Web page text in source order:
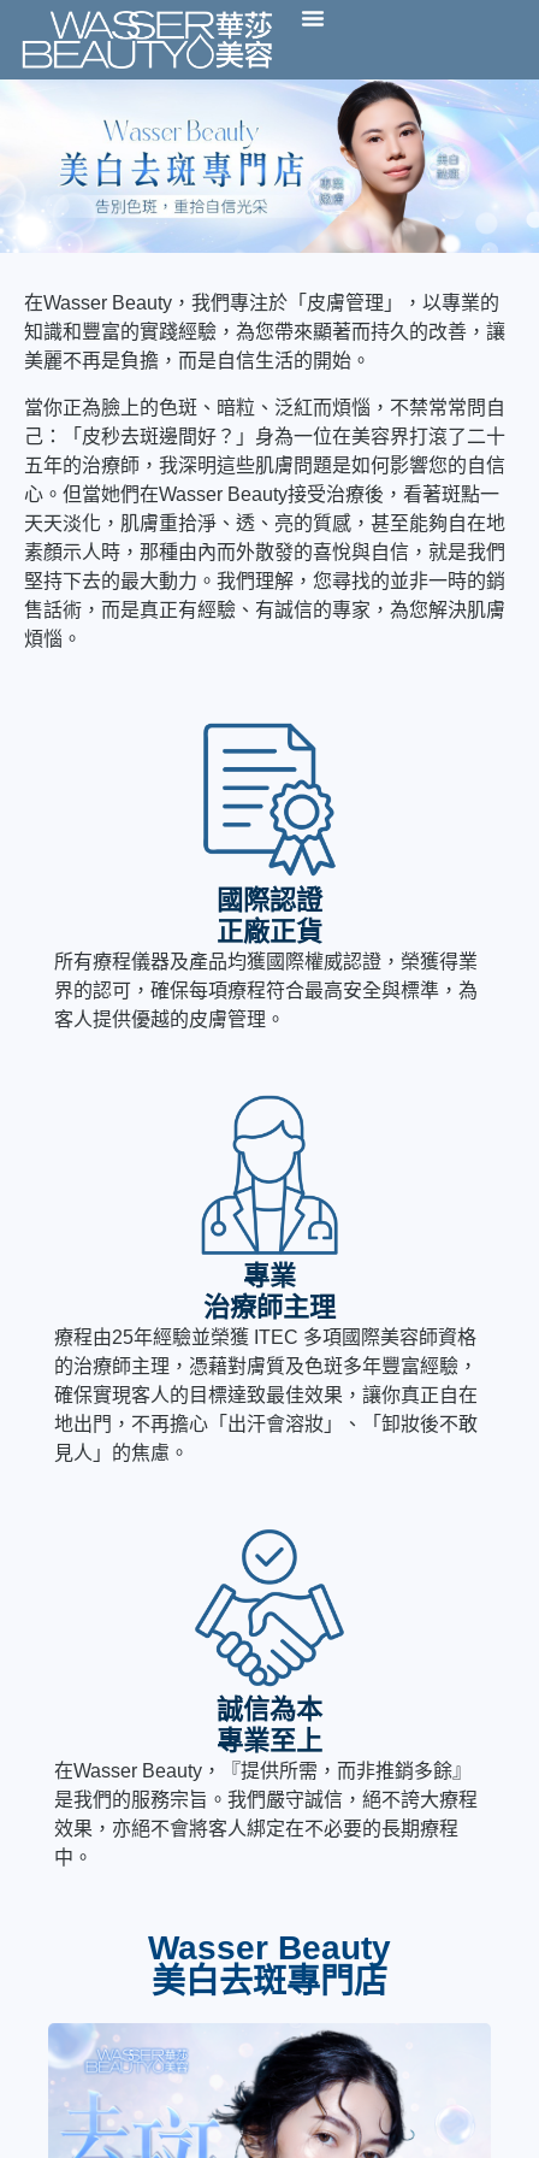
在Wasser Beauty，我們專注於「皮膚管理」，以專業的
知識和豐富的實踐經驗，為您帶來顯著而持久的改善，讓
美麗不再是負擔，而是自信生活的開始。
當你正為臉上的色斑、暗粒、泛紅而煩惱，不禁常常問自
己：「皮秒去斑邊間好？」身為一位在美容界打滾了二十
五年的治療師，我深明這些肌膚問題是如何影響您的自信
心。但當她們在Wasser Beauty接受治療後，看著斑點一
天天淡化，肌膚重拾淨、透、亮的質感，甚至能夠自在地
素顏示人時，那種由內而外散發的喜悅與自信，就是我們
堅持下去的最大動力。我們理解，您尋找的並非一時的銷
售話術，而是真正有經驗、有誠信的專家，為您解決肌膚
煩惱。
國際認證
正廠正貨
所有療程儀器及產品均獲國際權威認證，榮獲得業
界的認可，確保每項療程符合最高安全與標準，為
客人提供優越的皮膚管理。
專業
治療師主理
療程由25年經驗並榮獲 ITEC 多項國際美容師資格
的治療師主理，憑藉對膚質及色斑多年豐富經驗，
確保實現客人的目標達致最佳效果，讓你真正自在
地出門，不再擔心「出汗會溶妝」、「卸妝後不敢
見人」的焦慮。
誠信為本
專業至上
在Wasser Beauty，『提供所需，而非推銷多餘』
是我們的服務宗旨。我們嚴守誠信，絕不誇大療程
效果，亦絕不會將客人綁定在不必要的長期療程
中。
Wasser Beauty
美白去斑專門店